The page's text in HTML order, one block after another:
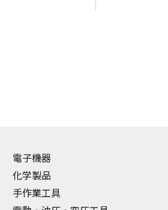
電子機器
化学製品
手作業工具